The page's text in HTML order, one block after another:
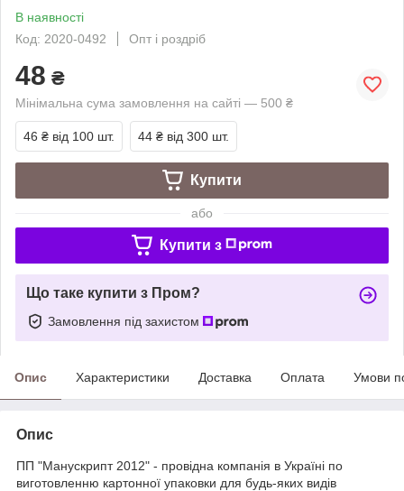
В наявності
Код: 2020-0492
Опт і роздріб
48 ₴
Мінімальна сума замовлення на сайті — 500 ₴
46 ₴ від 100 шт. 44 ₴ від 300 шт.
Купити
або
Купити з
Що таке купити з Пром?
Замовлення під захистом
Опис Характеристики Доставка Оплата Умови
Опис
ПП "Манускрипт 2012" - провідна компанія в Україні по
виготовленню картонної упаковки для будь-яких видів